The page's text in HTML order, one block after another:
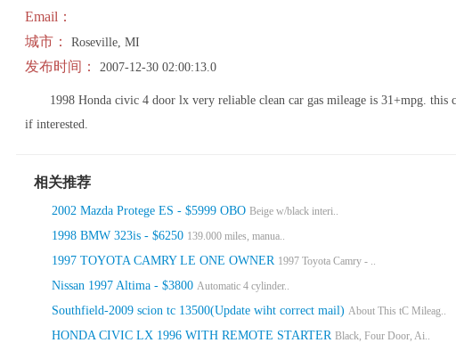
Email：
城市：
Roseville, MI
发布时间： 2007-12-30 02:00:13.0
1998 Honda civic 4 door lx very reliable clean car gas mileage is 31+mpg. this
if interested.
相关推荐
2002 Mazda Protege ES - $5999 OBO Beige w/black interi..
1998 BMW 323is - $6250 139.000 miles, manua..
1997 TOYOTA CAMRY LE ONE OWNER 1997 Toyota Camry - ..
Nissan 1997 Altima - $3800 Automatic 4 cylinder..
Southfield-2009 scion tc 13500(Update wiht correct mail) About This tC Mileag..
HONDA CIVIC LX 1996 WITH REMOTE STARTER Black, Four Door, Ai..